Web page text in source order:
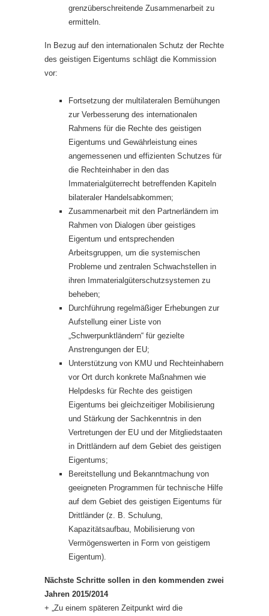
grenzüberschreitende Zusammenarbeit zu
ermitteln.
In Bezug auf den internationalen Schutz der Rechte
des geistigen Eigentums schlägt die Kommission
vor:
Fortsetzung der multilateralen Bemühungen
zur Verbesserung des internationalen
Rahmens für die Rechte des geistigen
Eigentums und Gewährleistung eines
angemessenen und effizienten Schutzes für
die Rechteinhaber in den das
Immaterialgüterrecht betreffenden Kapiteln
bilateraler Handelsabkommen;
Zusammenarbeit mit den Partnerländern im
Rahmen von Dialogen über geistiges
Eigentum und entsprechenden
Arbeitsgruppen, um die systemischen
Probleme und zentralen Schwachstellen in
ihren Immaterialgüterschutzsystemen zu
beheben;
Durchführung regelmäßiger Erhebungen zur
Aufstellung einer Liste von
„Schwerpunktländern“ für gezielte
Anstrengungen der EU;
Unterstützung von KMU und Rechteinhabern
vor Ort durch konkrete Maßnahmen wie
Helpdesks für Rechte des geistigen
Eigentums bei gleichzeitiger Mobilisierung
und Stärkung der Sachkenntnis in den
Vertretungen der EU und der Mitgliedstaaten
in Drittländern auf dem Gebiet des geistigen
Eigentums;
Bereitstellung und Bekanntmachung von
geeigneten Programmen für technische Hilfe
auf dem Gebiet des geistigen Eigentums für
Drittländer (z. B. Schulung,
Kapazitätsaufbau, Mobilisierung von
Vermögenswerten in Form von geistigem
Eigentum).
Nächste Schritte sollen in den kommenden zwei
Jahren 2015/2014
+ „Zu einem späteren Zeitpunkt wird die